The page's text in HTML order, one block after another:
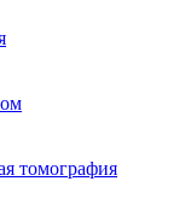
томография